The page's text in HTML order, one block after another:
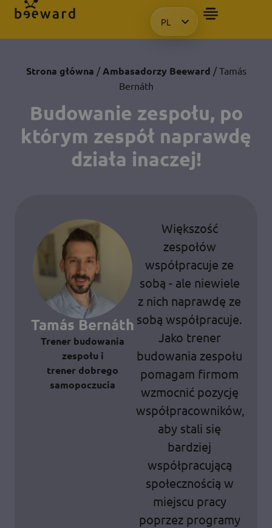
PL
HU
KO
Strona główna /Ambasadorzy Beeward / Tamás
Bernáth
Budowanie zespołu, po
którym zespół naprawdę
działa inaczej!
Tamás Bernáth
Trener budowania
zespołu i
trener dobrego
samopoczucia
Większość
zespołów
współpracuje ze
sobą - ale niewiele
z nich naprawdę ze
sobą współpracuje.
Jako trener
budowania zespołu
pomagam firmom
wzmocnić pozycję
współpracowników,
aby stali się
bardziej
współpracującą
społecznością w
miejscu pracy
poprzez programy